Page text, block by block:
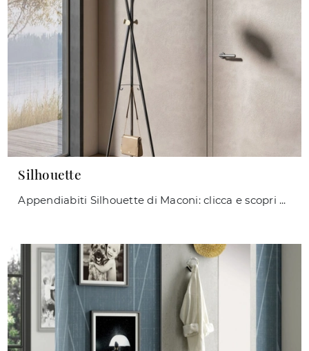
Silhouette
Appendiabiti Silhouette di Maconi: clicca e scopri di più sui Complementi e appendiabiti moderni in metallo del noto e conosciuto brand!